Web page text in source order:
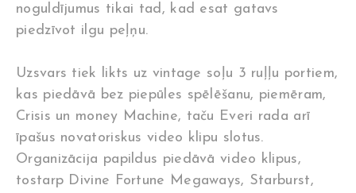
noguldījumus tikai tad, kad esat gatavs
piedzīvot ilgu peļņu.
Uzsvars tiek likts uz vintage soļu 3 ruļļu portiem,
kas piedāvā bez piepūles spēlēšanu, piemēram,
Crisis un money Machine, taču Everi rada arī
īpašus novatoriskus video klipu slotus.
Organizācija papildus piedāvā video klipus,
tostarp Divine Fortune Megaways, Starburst,